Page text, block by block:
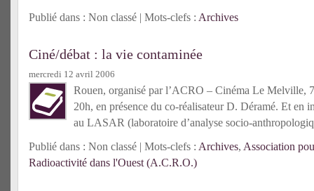
Publié dans : Non classé | Mots-clefs : Archives
Ciné/débat : la vie contaminée
mercredi 12 avril 2006
Rouen, organisé par l’ACRO – Cinéma Le Melville,
20h, en présence du co-réalisateur D. Déramé. Et en
au LASAR (laboratoire d’analyse socio-
Publié dans : Non classé | Mots-clefs : Archives, Association
Radioactivité dans l'Ouest (A.C.R.O.)